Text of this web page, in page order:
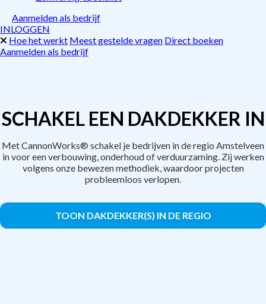
Aanmelden als bedrijf
INLOGGEN
Hoe het werkt Meest gestelde vragen Direct boeken
Aanmelden als bedrijf
SCHAKEL EEN DAKDEKKER IN
Met CannonWorks® schakel je bedrijven in de regio Amstelveen
in voor een verbouwing, onderhoud of verduurzaming. Zij werken
volgens onze bewezen methodiek, waardoor projecten
probleemloos verlopen.
TOON DAKDEKKER(S) IN DE REGIO